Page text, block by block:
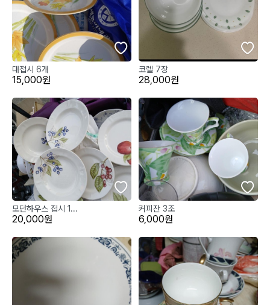
대접시 6개
15,000원
코렐 7장
28,000원
모던하우스 접시 1...
20,000원
커피잔 3조
6,000원